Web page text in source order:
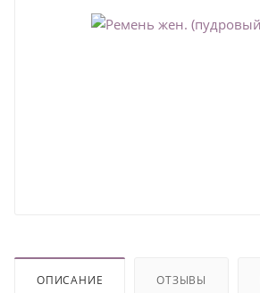
ОПИСАНИЕ ОТЗЫВЫ